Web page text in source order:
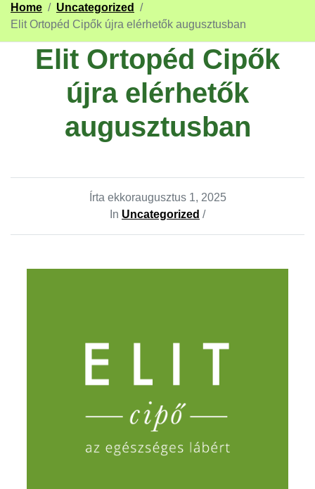
Home / Uncategorized
/
Elit Ortopéd Cipők újra elérhetők augusztusban
Elit Ortopéd Cipők
újra elérhetők
augusztusban
Írta ekkoraugusztus 1, 2025
In Uncategorized /